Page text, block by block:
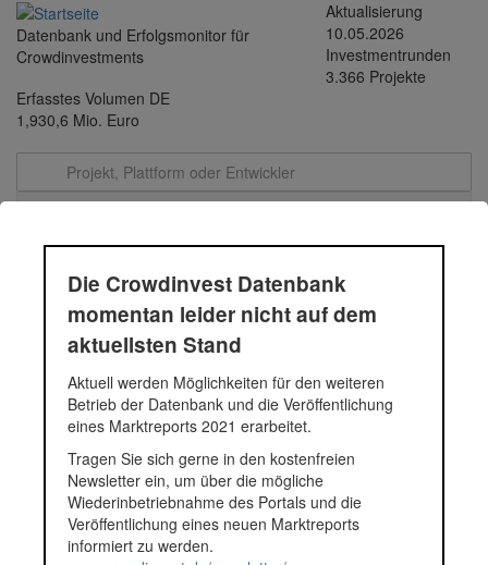
Direkt
zum
Inhalt
Datenbank und Erfolgsmonitor für
Crowdinvestments
Aktualisierung
10.05.2026
Investmentrunden
3.366 Projekte
Erfasstes Volumen DE
1,930,6 Mio. Euro
moio.care
Das moio.care TeleCare-System informiert Pflegende, falls
konkreter Handlungsbedarf besteht, so dass Pflegebedürftige und
Pflegende nicht permanent und unmittelbar räumlich
aneinandergebunden sind. Kontroll- und Routineaufgaben
werden vereinfacht. So entstehen Entlastungseffekte, die zu mehr
Mobilität und Privatsphäre, verbesserter sozialer Teilhabe und
höherem Schutz der Pflegebedürftigen vor Selbst- bzw.
Fremdgefährdung führen.
Fundingsumme
175.050 Euro
Finanziert in
Die Crowdinvest Datenbank
momentan leider nicht auf dem
aktuellsten Stand
Aktuell werden Möglichkeiten für den weiteren
Betrieb der Datenbank und die Veröffentlichung
eines Marktreports 2021 erarbeitet.
Tragen Sie sich gerne in den kostenfreien
Newsletter ein, um über die mögliche
Wiederinbetriebnahme des Portals und die
Veröffentlichung eines neuen Marktreports
informiert zu werden.